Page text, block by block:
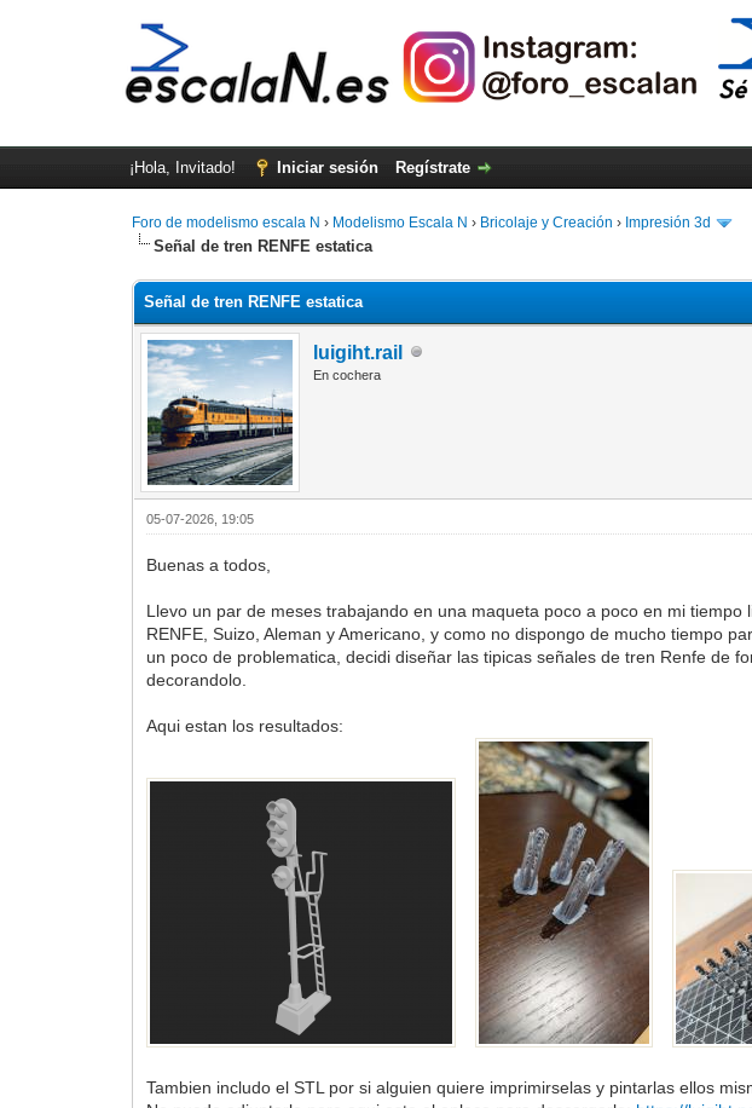
¡Hola, Invitado! Iniciar sesión Regístrate
Foro de modelismo escala N › Modelismo Escala N › Bricolaje y Creación › Impresión 3d
Señal de tren RENFE estatica
Señal de tren RENFE estatica
luigiht.rail
En cochera
05-07-2026, 19:05
Buenas a todos,
Llevo un par de meses trabajando en una maqueta poco a poco en mi
RENFE, Suizo, Aleman y Americano, y como no dispongo de mucho tiempo
un poco de problematica, decidi diseñar las tipicas señales de tren Renfe de
decorandolo.
Aqui estan los resultados:
Tambien includo el STL por si alguien quiere imprimirselas y pintarlas ellos